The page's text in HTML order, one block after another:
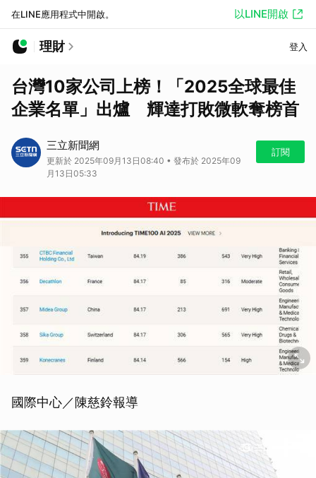
在LINE應用程式中開啟。 以LINE開啟
理財 登入
台灣10家公司上榜！「2025全球最佳
企業名單」出爐 輝達打敗微軟奪榜首
三立新聞網
更新於 2025年09月13日08:40 • 發布於 2025年09
月13日05:33
訂閱
國際中心／陳慈鈴報導